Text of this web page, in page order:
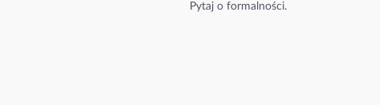
Pytaj o formalności.